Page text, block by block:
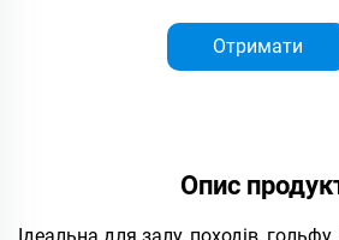
Отримати
Опис